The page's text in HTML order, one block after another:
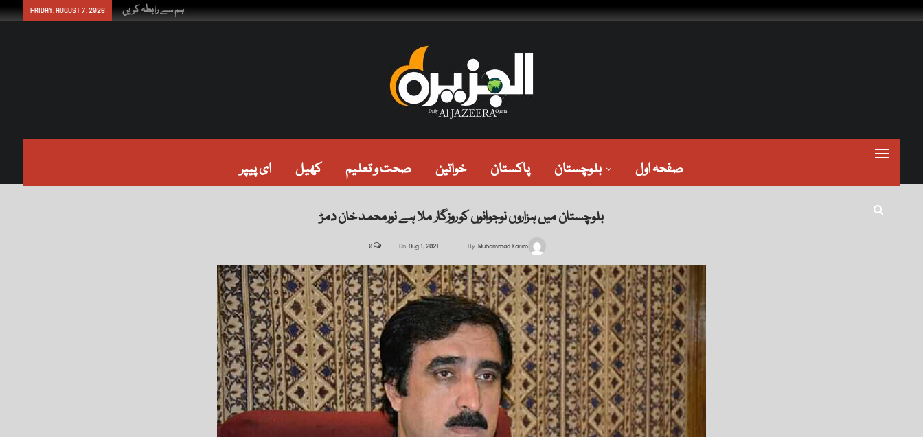
FRIDAY, AUGUST 7, 2026 ہم سے رابطہ کریں
ای پیپر کھیل صحت و تعلیم خواتین پاکستان بلوچستان صفحہ اول
بلوچستان میں ہزاروں نوجوانوں کو روزگار ملا ہے نورمحمد خان دمڑ
By Muhammad Karim
On Aug 1, 2021
0